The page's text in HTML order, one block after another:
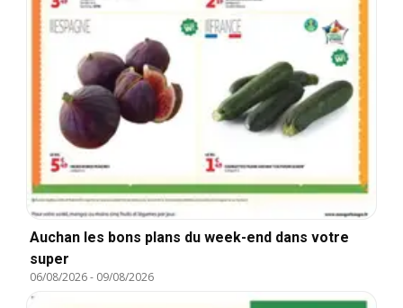
Auchan les bons plans du week-end dans votre
super
06/08/2026- 09/08/2026